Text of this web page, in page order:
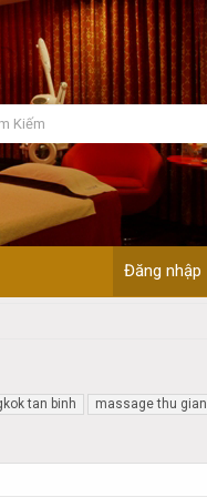
Đăng nhập
tan binh massage thu gian